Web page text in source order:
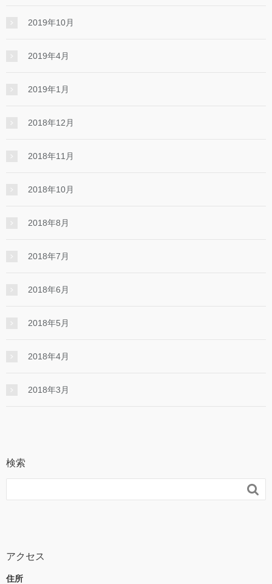
2019年10月
2019年4月
2019年1月
2018年12月
2018年11月
2018年10月
2018年8月
2018年7月
2018年6月
2018年5月
2018年4月
2018年3月
検索

アクセス
住所